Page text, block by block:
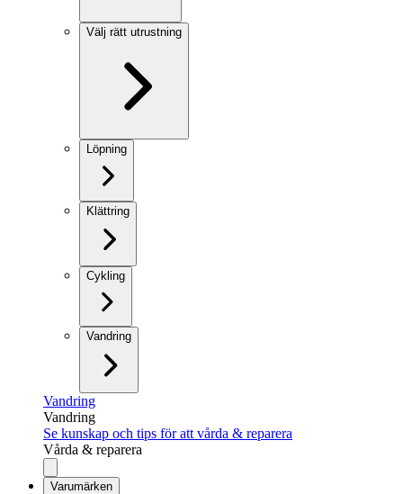
Välj rätt utrustning
Löpning
Klättring
Cykling
Vandring
Vandring
Vandring
Se kunskap och tips för att vårda & reparera
Vårda & reparera
Varumärken